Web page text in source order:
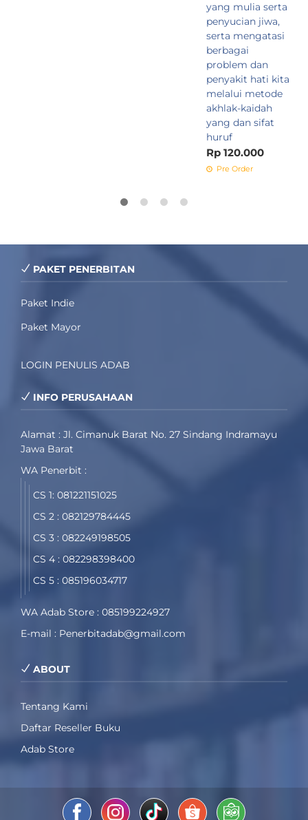
yang mulia serta
penyucian jiwa,
serta mengatasi
berbagai
problem dan
penyakit hati kita
melalui metode
akhlak-kaidah
yang dan sifat
huruf
Rp 120.000
Pre Order
PAKET PENERBITAN
Paket Indie
Paket Mayor
LOGIN PENULIS ADAB
INFO PERUSAHAAN
Alamat : Jl. Cimanuk Barat No. 27 Sindang Indramayu
Jawa Barat
WA Penerbit :
CS 1: 081221151025
CS 2 : 082129784445
CS 3 : 082249198505
CS 4 : 082298398400
CS 5 : 085196034717
WA Adab Store : 085199224927
E-mail : Penerbitadab@gmail.com
ABOUT
Tentang Kami
Daftar Reseller Buku
Adab Store